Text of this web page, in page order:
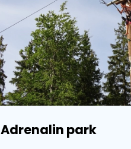
Adrenalin park